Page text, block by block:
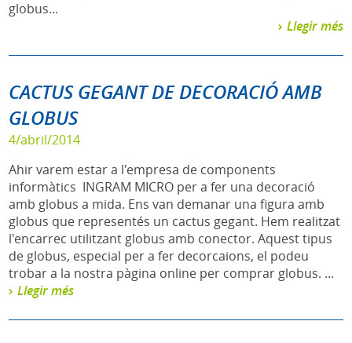
globus...
Llegir més
CACTUS GEGANT DE DECORACIÓ AMB
GLOBUS
4/abril/2014
Ahir varem estar a l'empresa de components
informàtics INGRAM MICRO per a fer una decoració
amb globus a mida. Ens van demanar una figura amb
globus que representés un cactus gegant. Hem realitzat
l'encarrec utilitzant globus amb conector. Aquest tipus
de globus, especial per a fer decorcaions, el podeu
trobar a la nostra pàgina online per comprar globus. ...
Llegir més